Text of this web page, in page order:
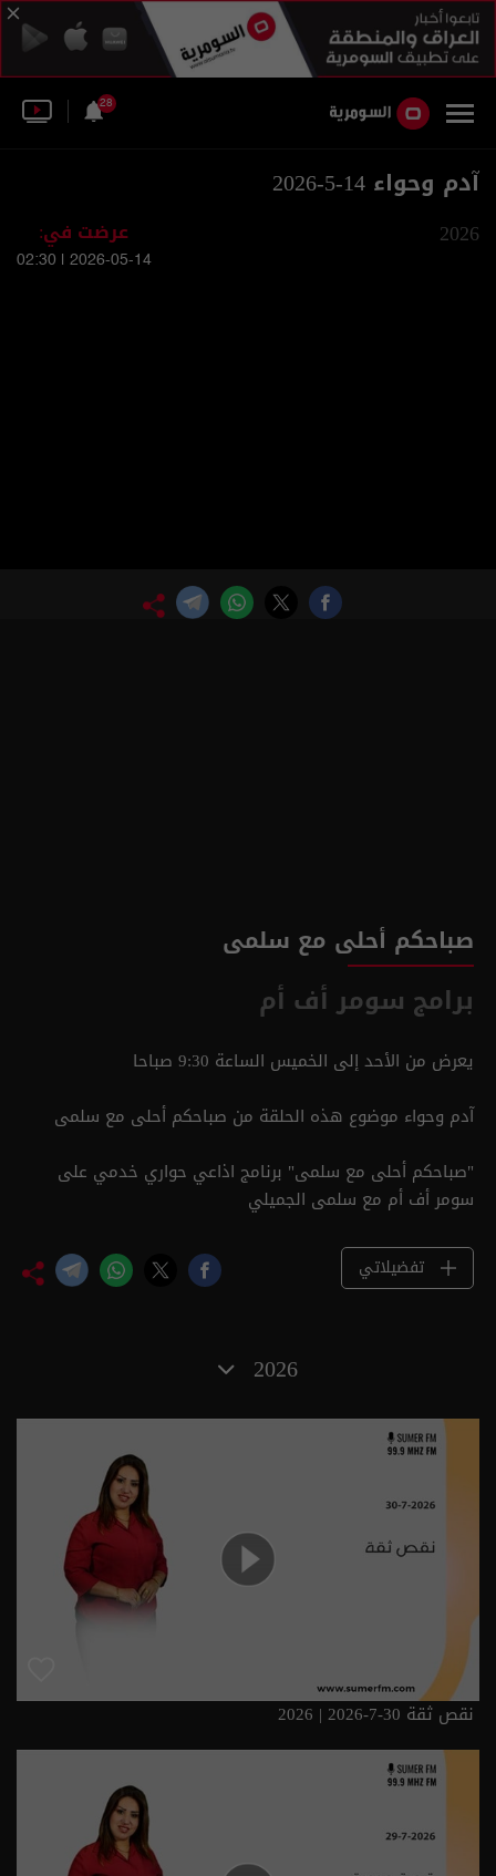
28
آدم وحواء 14-5-2026
2026 عرضت في:
2026-05-14 | 02:30
صباحكم أحلى مع سلمى
برامج سومر أف أم
يعرض من الأحد إلى الخميس الساعة 9:30 صباحا
آدم وحواء موضوع هذه الحلقة من صباحكم أحلى مع سلمى
"صباحكم أحلى مع سلمى" برنامج اذاعي حواري خدمي على
سومر أف أم مع سلمى الجميلي
تفضيلاتي
2026
نقص ثقة 30-7-2026 | 2026